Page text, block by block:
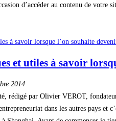
d’accéder au contenu de
et utiles à savoir
2014
rédigé par Olivier VEROT,
dans les autres pays